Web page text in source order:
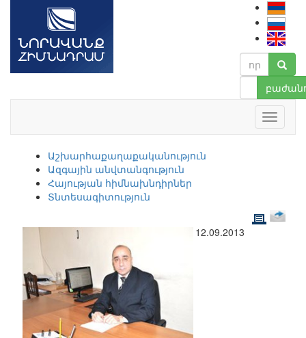
Աշխարհաքաղաքականություն
Ազգային անվտանգություն
Հայության հիմնախնդիրներ
Տնտեսագիտություն
12.09.2013